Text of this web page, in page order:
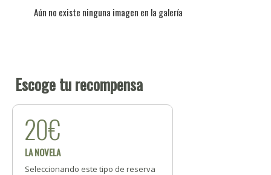
Aún no existe ninguna imagen en la galería
Escoge tu recompensa
20€
LA NOVELA
Seleccionando este tipo de reserva